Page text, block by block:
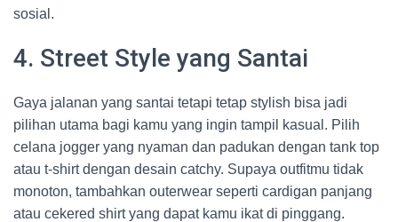
sosial.
4. Street Style yang Santai
Gaya jalanan yang santai tetapi tetap stylish bisa jadi
pilihan utama bagi kamu yang ingin tampil kasual. Pilih
celana jogger yang nyaman dan padukan dengan tank top
atau t-shirt dengan desain catchy. Supaya outfitmu tidak
monoton, tambahkan outerwear seperti cardigan panjang
atau cekered shirt yang dapat kamu ikat di pinggang.